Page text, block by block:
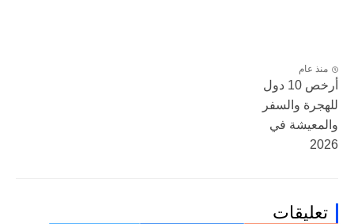
منذ عام
أرخص 10 دول
للهجرة والسفر
والمعيشة في
2026
تعليقات